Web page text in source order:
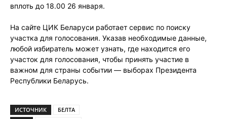
вплоть до 18.00 26 января.
На сайте ЦИК Беларуси работает сервис по поиску
участка для голосования. Указав необходимые данные,
любой избиратель может узнать, где находится его
участок для голосования, чтобы принять участие в
важном для страны событии — выборах Президента
Республики Беларусь.
ИСТОЧНИК
БЕЛТА